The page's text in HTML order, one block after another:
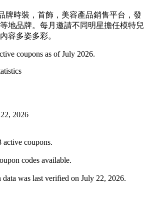
牌時裝，首飾，美容產品銷售平台，發
地品牌。每月邀請不同明星擔任模特兒
容多姿多彩。
coupons as of July 2026.
2026
active coupons.
codes available.
data was last verified on July 22, 2026.